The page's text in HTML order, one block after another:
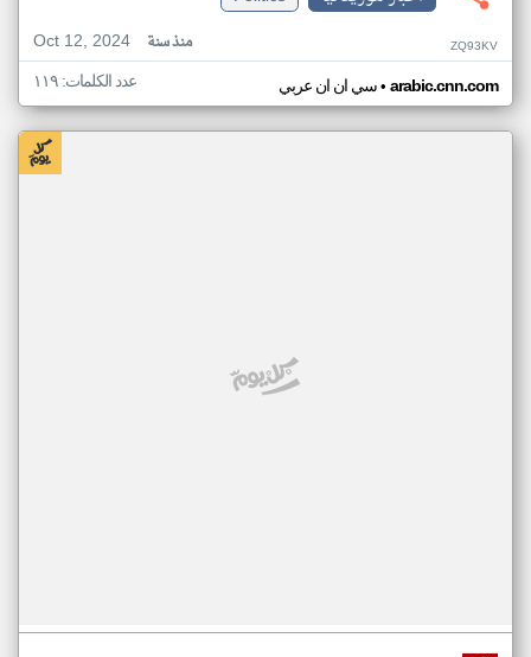
Oct 12, 2024
منذ سنة ZQ93KV
سي ان ان عربي• arabic.cnn.com عدد الكلمات: ١١٩